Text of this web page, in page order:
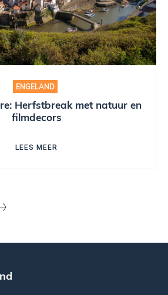
ENGELAND
Herfstbreak met natuur en
filmdecors
LEES MEER